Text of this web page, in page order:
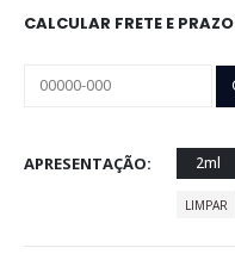
CALCULAR FRETE E PRAZO
APRESENTAÇÃO 2ml
LIMPAR